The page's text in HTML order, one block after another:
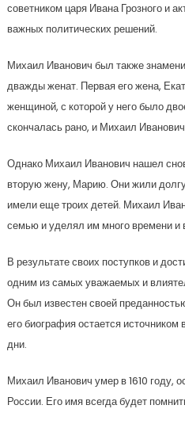
советником царя Ивана Грозного и
важных политических решений.
Михаил Иванович был также
дважды женат. Первая его жена,
женщиной, с которой у него было
скончалась рано, и Михаил
Однако Михаил Иванович нашел
вторую жену, Марию. Они жили
имели еще троих детей. Михаил
семью и уделял им много времени и
В результате своих поступков и
одним из самых уважаемых и
Он был известен своей
его биография остается
дни.
Михаил Иванович умер в 1610 году,
России. Его имя всегда будет